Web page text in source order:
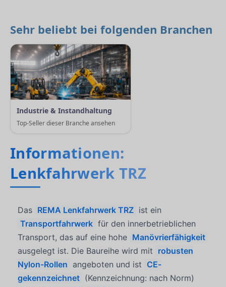
Sehr beliebt bei folgenden Branchen
Industrie & Instandhaltung
Top-Seller dieser Branche ansehen
Informationen:
Lenkfahrwerk TRZ
Das REMA Lenkfahrwerk TRZ ist ein
Transportfahrwerk für den innerbetrieblichen
Transport, das auf eine hohe Manövrierfähigkeit
ausgelegt ist. Die Baureihe wird mit robusten
Nylon-Rollen angeboten und ist CE-
gekennzeichnet (Kennzeichnung: nach Norm)